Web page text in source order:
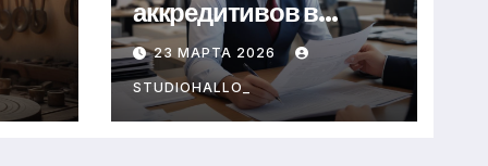
аккредитивов в
международной
торговле
23 МАРТА 2026
STUDIOHALLO_